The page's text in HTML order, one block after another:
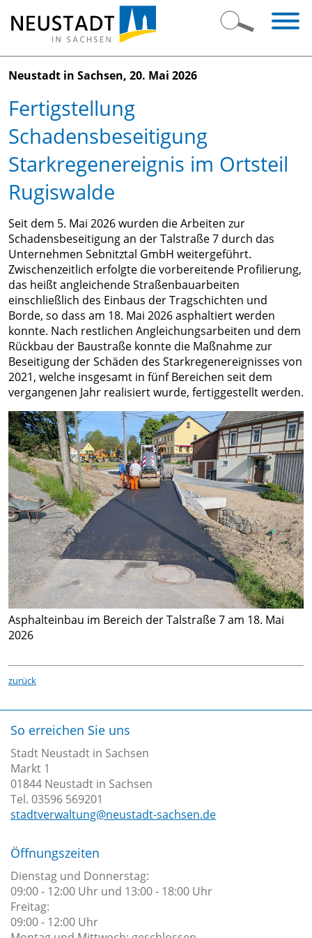
Bürger-
&
Ratsinformation
Grußwort
des
Bürgermeisters
Öffnungszeiten
Telefonverzeichnis
Bürgerservice
von
A
-
Z
Stellen- &
Ausbildungsangebote
Ausschreibung
Borderless
Trails
Bürgerinformation &
Stadtrat
Wahlen
Friedensrichter
Soziales
Bekanntmachungen
Ortsrecht
Formulare
Amtsblatt
Messstelle
Steinbruch
Oberottendorf
Verkehrseinschränkungen
Leben
in
Neustadt
Stadtporträt
Ortsteile
Stadtgeschichte
Verdiente
Neustädter
Feuerwehr
Schulen
Kindertagesstätten &
Horteinrichtungen
Mehrgenerationenhaus
Kirchen &
Religionsgemeinschaften
Städtepartnerschaften
Neustadt
in
Europa
Kultur
&
Sport
Veranstaltungskalender
Stadtbibliothek
Stadtmuseum
Stadtführungen
Interaktiver
Erlebnispfad
Neustadthalle
Kino
Schloss &
Kulturscheune
Hofmühle
Langburkersdorf
und
Mineralien-
Erlebnisstätte
Gesindehaus
Polenz
Stadtmaskottchen
Denkmale
&
Erinnerungsstätten
Sportstätten
Radfahren &
Wirtschaft
&
Bauen
Investoren
gesucht
Standort
mit
Zukunftsperspektive
Gewerbeflächen
Neustadts
Gewerbe
und
Unternehmen
Industrie-
Center
GmbH
Entwicklungskonzepte
Wohnen
in
Neustadt
in
Lärmaktionsplan
Immobilien
Zum
Thema
Tourismus
&
Übernachtung/Gastronomie
Neustadt in Sachsen, 20. Mai 2026
Fertigstellung
Schadensbeseitigung
Starkregenereignis im Ortsteil
Rugiswalde
Seit dem 5. Mai 2026 wurden die Arbeiten zur
Schadensbeseitigung an der Talstraße 7 durch das
Unternehmen Sebnitztal GmbH weitergeführt.
Zwischenzeitlich erfolgte die vorbereitende Profilierung,
das heißt angleichende Straßenbauarbeiten
einschließlich des Einbaus der Tragschichten und
Borde, so dass am 18. Mai 2026 asphaltiert werden
konnte. Nach restlichen Angleichungsarbeiten und dem
Rückbau der Baustraße konnte die Maßnahme zur
Beseitigung der Schäden des Starkregenereignisses von
2021, welche insgesamt in fünf Bereichen seit dem
vergangenen Jahr realisiert wurde, fertiggestellt werden.
Asphalteinbau im Bereich der Talstraße 7 am 18. Mai
2026
zurück
So erreichen Sie uns
Stadt Neustadt in Sachsen
Markt 1
01844 Neustadt in Sachsen
Tel. 03596 569201
stadtverwaltung@neustadt-sachsen.de
Öffnungszeiten
Dienstag und Donnerstag:
09:00 - 12:00 Uhr und 13:00 - 18:00 Uhr
Freitag:
09:00 - 12:00 Uhr